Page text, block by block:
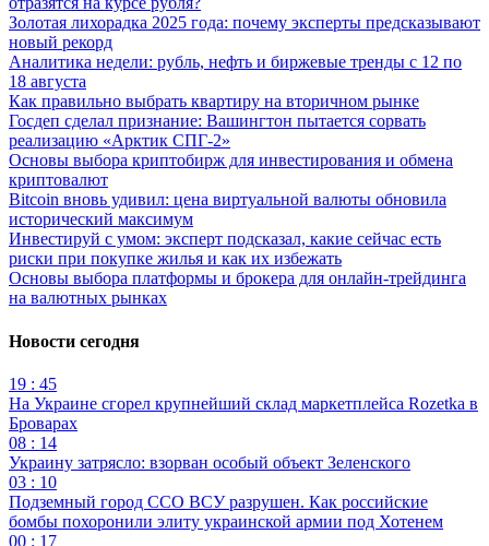
Золотая лихорадка 2025 года: почему эксперты предсказывают
новый рекорд
Аналитика недели: рубль, нефть и биржевые тренды с 12 по
18 августа
Как правильно выбрать квартиру на вторичном рынке
Госдеп сделал признание: Вашингтон пытается сорвать
реализацию «Арктик СПГ-2»
Основы выбора криптобирж для инвестирования и обмена
криптовалют
Bitcoin вновь удивил: цена виртуальной валюты обновила
исторический максимум
Инвестируй с умом: эксперт подсказал, какие сейчас есть
риски при покупке жилья и как их избежать
Основы выбора платформы и брокера для онлайн-трейдинга
на валютных рынках
Новости сегодня
19 : 45
На Украине сгорел крупнейший склад маркетплейса Rozetka в
Броварах
08 : 14
Украину затрясло: взорван особый объект Зеленского
03 : 10
Подземный город ССО ВСУ разрушен. Как российские
бомбы похоронили элиту украинской армии под Хотенем
00 : 17